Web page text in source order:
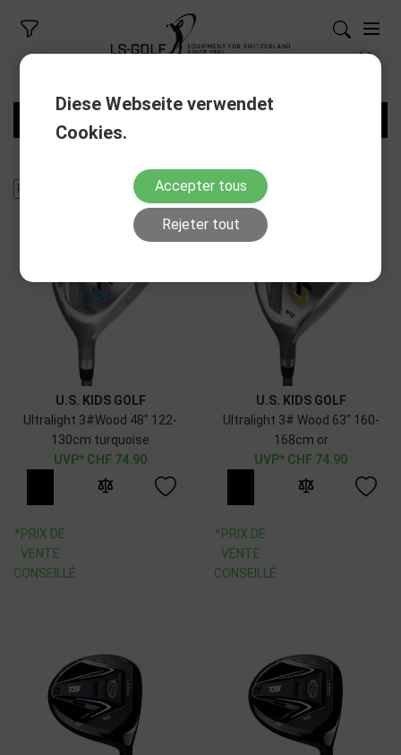
U.S. KIDS GOLF
Ultralight 3#Wood 48" 122-
130cm turquoise
CHF 74.90
*PRIX DE
VENTE
CONSEILLÉ
U.S. KIDS GOLF
Ultralight 3# Wood 63" 160-
168cm or
CHF 74.90
*PRIX DE
VENTE
CONSEILLÉ
Diese Webseite verwendet
Cookies.
Accepter tous
Rejeter tout